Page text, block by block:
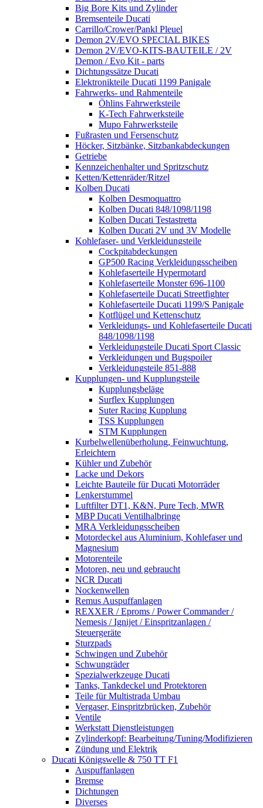
Big Bore Kits und Zylinder
Bremsenteile Ducati
Carrillo/Crower/Pankl Pleuel
Demon 2V/EVO SPECIAL BIKES
Demon 2V/EVO-KITS-BAUTEILE / 2V
Demon / Evo Kit - parts
Dichtungssätze Ducati
Elektronikteile Ducati 1199 Panigale
Fahrwerks- und Rahmenteile
Öhlins Fahrwerksteile
K-Tech Fahrwerksteile
Mupo Fahrwerksteile
Fußrasten und Fersenschutz
Höcker, Sitzbänke, Sitzbankabdeckungen
Getriebe
Kennzeichenhalter und Spritzschutz
Ketten/Kettenräder/Ritzel
Kolben Ducati
Kolben Desmoquattro
Kolben Ducati 848/1098/1198
Kolben Ducati Testastretta
Kolben Ducati 2V und 3V Modelle
Kohlefaser- und Verkleidungsteile
Cockpitabdeckungen
GP500 Racing Verkleidungsscheiben
Kohlefaserteile Hypermotard
Kohlefaserteile Monster 696-1100
Kohlefaserteile Ducati Streetfighter
Kohlefaserteile Ducati 1199/S Panigale
Kotflügel und Kettenschutz
Verkleidungs- und Kohlefaserteile Ducati
848/1098/1198
Verkleidungsteile Ducati Sport Classic
Verkleidungen und Bugspoiler
Verkleidungsteile 851-888
Kupplungen- und Kupplungsteile
Kupplungsbeläge
Surflex Kupplungen
Suter Racing Kupplung
TSS Kupplungen
STM Kupplungen
Kurbelwellenüberholung, Feinwuchtung,
Erleichtern
Kühler und Zubehör
Lacke und Dekors
Leichte Bauteile für Ducati Motorräder
Lenkerstummel
Luftfilter DT1, K&N, Pure Tech, MWR
MBP Ducati Ventilhalbringe
MRA Verkleidungsscheiben
Motordeckel aus Aluminium, Kohlefaser und
Magnesium
Motorenteile
Motoren, neu und gebraucht
NCR Ducati
Nockenwellen
Remus Auspuffanlagen
REXXER / Eproms / Power Commander /
Nemesis / Ignijet / Einspritzanlagen /
Steuergeräte
Sturzpads
Schwingen und Zubehör
Schwungräder
Spezialwerkzeuge Ducati
Tanks, Tankdeckel und Protektoren
Teile für Multistrada Umbau
Vergaser, Einspritzbrücken, Zubehör
Ventile
Werkstatt Dienstleistungen
Zylinderkopf: Bearbeitung/Tuning/Modifizieren
Zündung und Elektrik
Ducati Königswelle & 750 TT F1
Auspuffanlagen
Bremse
Dichtungen
Diverses